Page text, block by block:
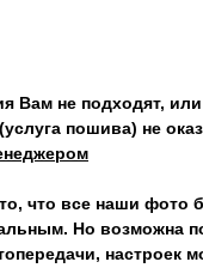
Вам не подходят,
пошива) не
что все наши фото
Но возможна
настроек